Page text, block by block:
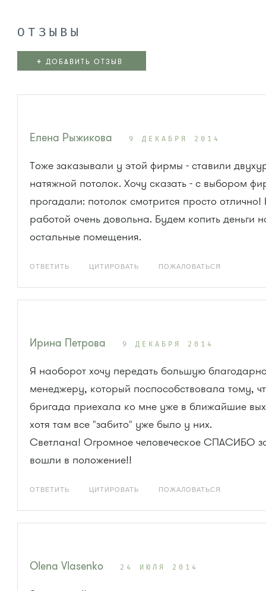
ОТЗЫВЫ
+ ДОБАВИТЬ ОТЗЫВ
Елена Рыжикова 9 ДЕКАБРЯ 2014
Тоже заказывали у этой фирмы - ставили
натяжной потолок. Хочу сказать - с выбором
прогадали: потолок смотрится просто
работой очень довольна. Будем копить деньги
остальные помещения.
ОТВЕТИТЬ ЦИТИРОВАТЬ ПОЖАЛОВАТЬСЯ
Ирина Петрова 9 ДЕКАБРЯ 2014
Я наоборот хочу передать большую
менеджеру, который поспособствовала тому,
бригада приехала ко мне уже в ближайшие
хотя там все "забито" уже было у них.
Светлана! Огромное человеческое СПАСИБО
вошли в положение!!
ОТВЕТИТЬ ЦИТИРОВАТЬ ПОЖАЛОВАТЬСЯ
Olena Vlasenko 24 ИЮЛЯ 2014